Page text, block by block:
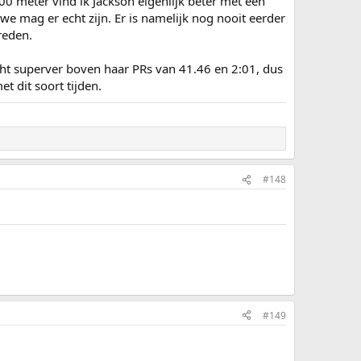
mag er echt zijn. Er is namelijk nog nooit eerder
superver boven haar PRs van 41.46 en 2:01, dus
dit soort tijden.
#148
#149